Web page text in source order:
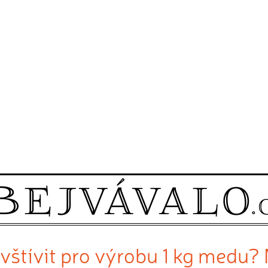
pro výrobu 1 kg medu?